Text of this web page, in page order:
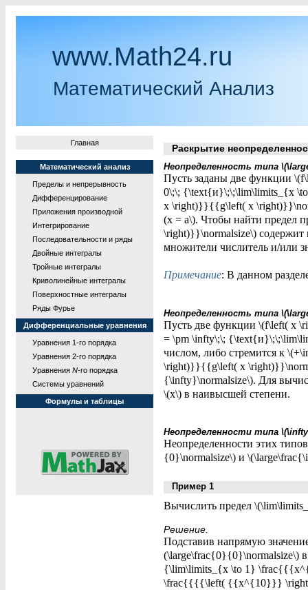
www.Math24.ru
Математический Анализ
Главная
Математический анализ
Пределы и непрерывность
Дифференцирование
Приложения производной
Интегрирование
Последовательности и ряды
Двойные интегралы
Тройные интегралы
Криволинейные интегралы
Поверхностные интегралы
Ряды Фурье
Дифференциальные уравнения
Уравнения 1-го порядка
Уравнения 2-го порядка
Уравнения N-го порядка
Системы уравнений
Формулы и таблицы
Раскрытие
Неопределенность типа
Пусть заданы две функции
0\;\; {\text{и}\;\;\lim\limits_{x \to
x \right)}}{{g\left( x
(x = a\). Чтобы найти предел
\right)}}\normalsize\) содержит
множители числитель и/или
Примечание: В данном
Неопределенность типа
Пусть две функции \(f\left( x
= \pm \infty\;\;
числом, либо стремится к
\right)}}{{g\left( x
{\infty}\normalsize\). Для
\(x\) в наивысшей степени.
Неопределенности типа
Неопределенности этих
{0}\normalsize\) и
Пример 1
Вычислить предел
Решение.
Подставив напрямую
(\large\frac{0}{0}\normalsize\)
{\lim\limits_{x \to 1}
\frac{{{{\left( {{x^{10}}}